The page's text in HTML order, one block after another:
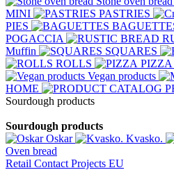
MINI
PASTRIES
PIES
POGACCIA
Muffin
SQUARES
ROLLS
PIZZA
Vegan products
HOME
Sourdough products
Sourdough products
Oskar
Kvasko.
Oven bread
Retail Contact Projects EU